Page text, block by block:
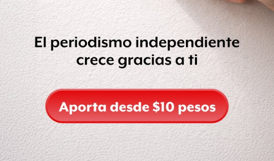
“Las afirmaciones hechas por Pret son infundadas”, dice
el comunicado.
“Devastados”
Coyo dijo que la incapacidad de Pret para
proporcionarles un código de lote, a pesar de varias
solicitudes, “ha limitado gravemente” su capacidad de
investigar el incidente más a fondo”.